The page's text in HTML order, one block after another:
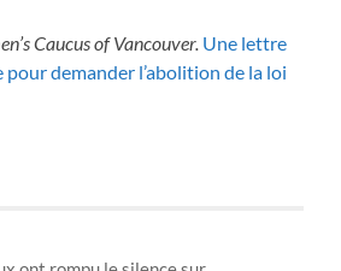
Caucus of Vancouver. Une lettre
demander l’abolition de la loi